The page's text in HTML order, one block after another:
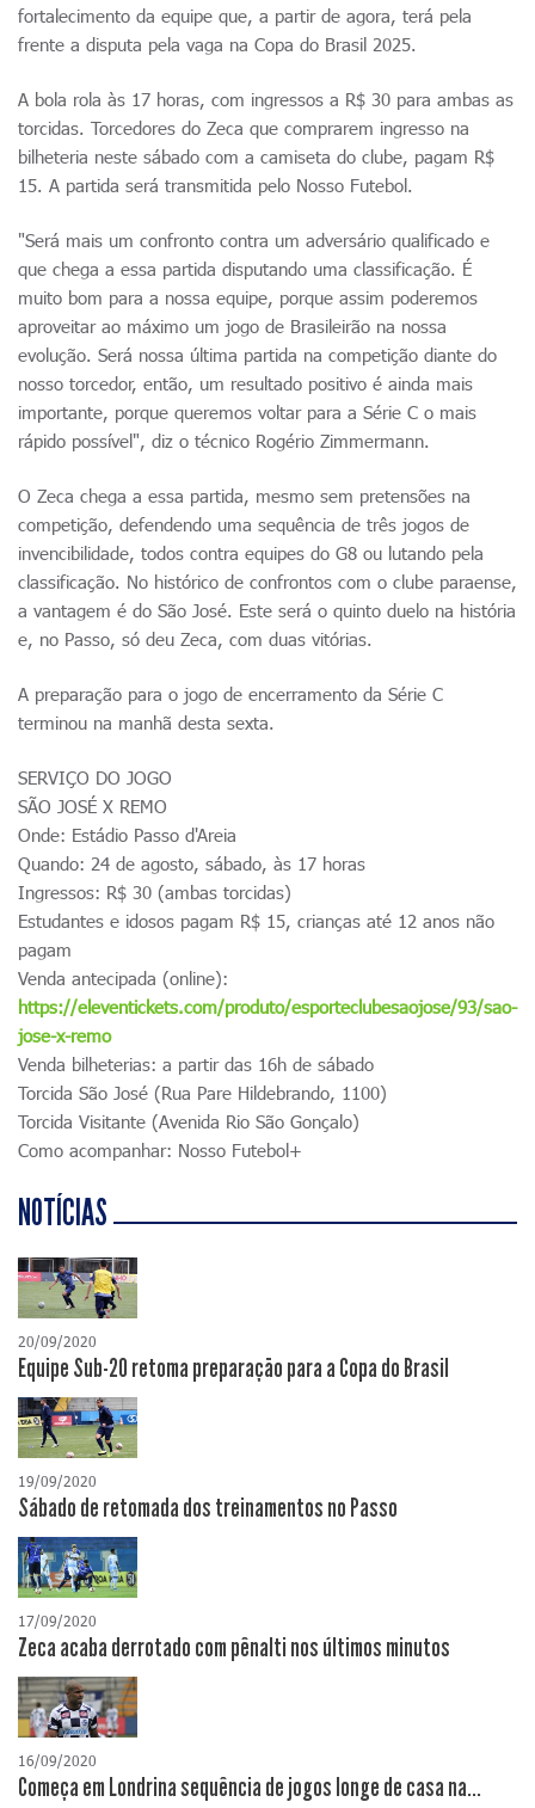
fortalecimento da equipe que, a partir de agora, terá pela
frente a disputa pela vaga na Copa do Brasil 2025.
A bola rola às 17 horas, com ingressos a R$ 30 para ambas as
torcidas. Torcedores do Zeca que comprarem ingresso na
bilheteria neste sábado com a camiseta do clube, pagam R$
15. A partida será transmitida pelo Nosso Futebol.
"Será mais um confronto contra um adversário qualificado e
que chega a essa partida disputando uma classificação. É
muito bom para a nossa equipe, porque assim poderemos
aproveitar ao máximo um jogo de Brasileirão na nossa
evolução. Será nossa última partida na competição diante do
nosso torcedor, então, um resultado positivo é ainda mais
importante, porque queremos voltar para a Série C o mais
rápido possível", diz o técnico Rogério Zimmermann.
O Zeca chega a essa partida, mesmo sem pretensões na
competição, defendendo uma sequência de três jogos de
invencibilidade, todos contra equipes do G8 ou lutando pela
classificação. No histórico de confrontos com o clube paraense,
a vantagem é do São José. Este será o quinto duelo na história
e, no Passo, só deu Zeca, com duas vitórias.
A preparação para o jogo de encerramento da Série C
terminou na manhã desta sexta.
SERVIÇO DO JOGO
SÃO JOSÉ X REMO
Onde: Estádio Passo d'Areia
Quando: 24 de agosto, sábado, às 17 horas
Ingressos: R$ 30 (ambas torcidas)
Estudantes e idosos pagam R$ 15, crianças até 12 anos não
pagam
Venda antecipada (online):
https://eleventickets.com/produto/esporteclubesaojose/93/sao-
jose-x-remo
Venda bilheterias: a partir das 16h de sábado
Torcida São José (Rua Pare Hildebrando, 1100)
Torcida Visitante (Avenida Rio São Gonçalo)
Como acompanhar: Nosso Futebol+
NOTÍCIAS
20/09/2020
Equipe Sub-20 retoma preparação para a Copa do Brasil
19/09/2020
Sábado de retomada dos treinamentos no Passo
17/09/2020
Zeca acaba derrotado com pênalti nos últimos minutos
16/09/2020
Começa em Londrina sequência de jogos longe de casa na...